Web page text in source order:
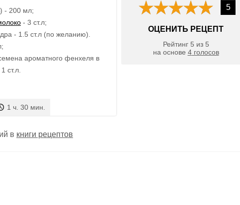
- 200 мл;
- 3 ст.л;
- 1.5 ст.л (по желанию).
ароматного фенхеля в
ст.л.
1 ч. 30 мин.
5
ОЦЕНИТЬ РЕЦЕПТ
Рейтинг 5 из 5
на основе 4голосов
в книги рецептов